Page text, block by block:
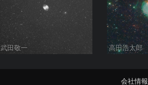
武田敬一 高田浩太郎
会社情報